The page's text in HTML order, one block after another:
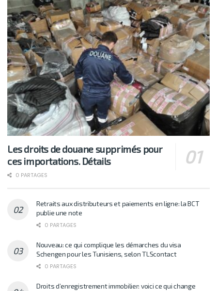
Les droits de douane supprimés pour
ces importations. Détails
0 PARTAGES
Retraits aux distributeurs et paiements en ligne: la BCT
publie une note
0 PARTAGES
Nouveau: ce qui complique les démarches du visa
Schengen pour les Tunisiens, selon TLScontact
0 PARTAGES
Droits d’enregistrement immobilier: voici ce qui change